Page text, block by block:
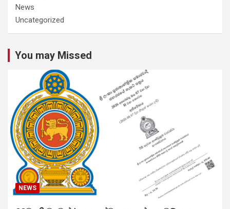
News
Uncategorized
You may Missed
NEWS